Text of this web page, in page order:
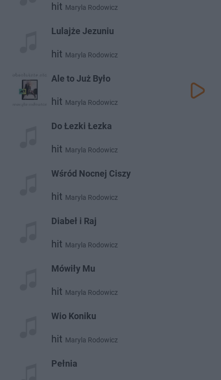
hit Maryla Rodowicz
Lulajże Jezuniu
hit Maryla Rodowicz
Ale to Już Było
hit Maryla Rodowicz
Do Łezki Łezka
hit Maryla Rodowicz
Wśród Nocnej Ciszy
hit Maryla Rodowicz
Diabeł i Raj
hit Maryla Rodowicz
Mówiły Mu
hit Maryla Rodowicz
Wio Koniku
hit Maryla Rodowicz
Pełnia